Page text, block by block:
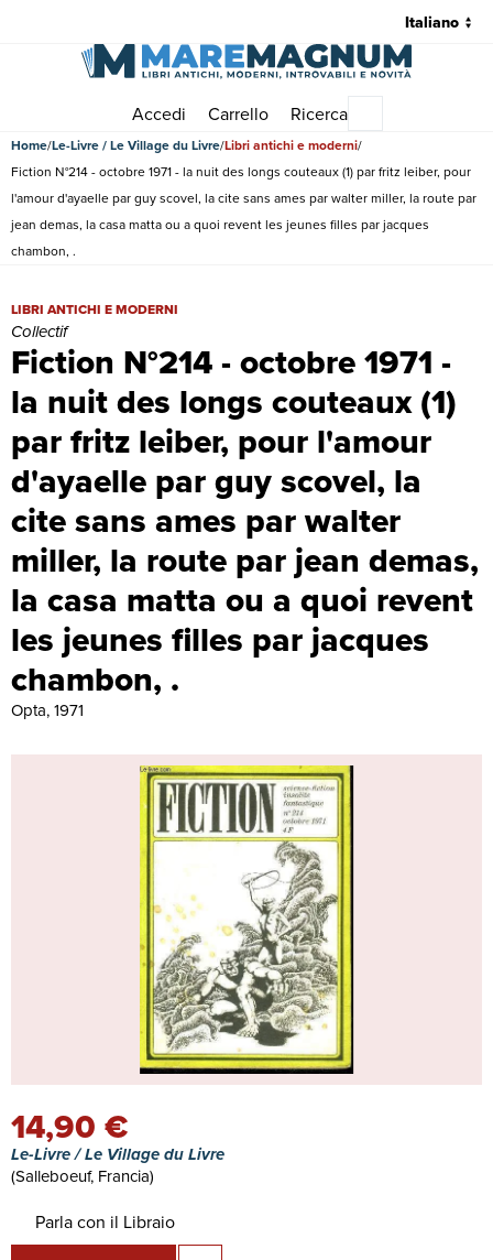
Accedi Carrello Ricerca
Home Le-Livre / Le Village du Livre Libri antichi e moderni
Fiction N°214 - octobre 1971 - la nuit des longs couteaux (1) par fritz leiber, pour
l'amour d'ayaelle par guy scovel, la cite sans ames par walter miller, la route par
jean demas, la casa matta ou a quoi revent les jeunes filles par jacques
chambon, .
Fiction N°214 - octobre 1971 -
la nuit des longs couteaux (1)
par fritz leiber, pour l'amour
d'ayaelle par guy scovel, la
cite sans ames par walter
miller, la route par jean demas,
la casa matta ou a quoi revent
les jeunes filles par jacques
chambon, .
Fiction N°214 - octobre 1971 - la nuit des longs couteaux (1) par
LIBRI ANTICHI E MODERNI
Collectif
Opta, 1971
14,90 €
Le-Livre / Le Village du Livre
(Salleboeuf, Francia)
Parla con il Libraio